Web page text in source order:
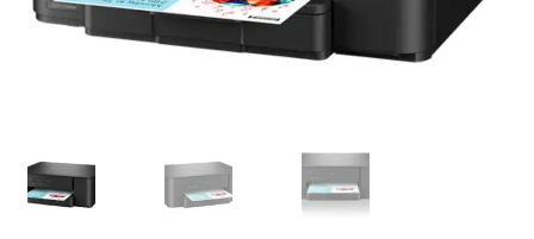
Winkelmand
Mijn account